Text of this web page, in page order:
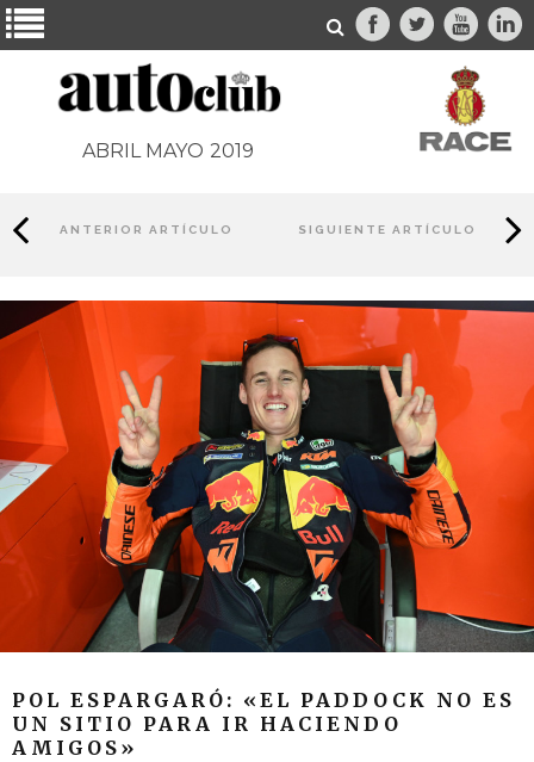
ABRIL MAYO 2019
ANTERIOR ARTÍCULO SIGUIENTE ARTÍCULO
POL ESPARGARÓ: «EL PADDOCK NO ES
UN SITIO PARA IR HACIENDO
AMIGOS»